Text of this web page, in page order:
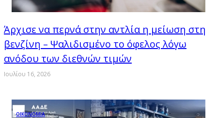
Άρχισε να περνά στην αντλία η μείωση στη
βενζίνη – Ψαλιδισμένο το όφελος λόγω
ανόδου των διεθνών τιμών
Ιουλίου 16, 2026
ΟΙΚΟΝΟΜΙΑ